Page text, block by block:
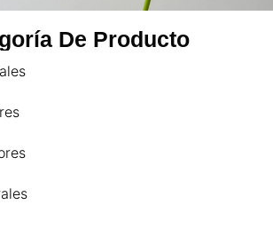
De Producto